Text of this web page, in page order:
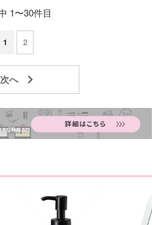
1〜30件目
1 2